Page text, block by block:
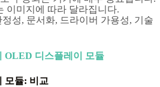
이미지에 따라 달라집니다.
정성, 문서화, 드라이버 가용성, 기술
OLED 디스플레이 모듈
모듈: 비교